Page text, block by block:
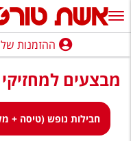
ההזמנות שלי
נופש בארץ
חופשה לפי סגנון
ההזמנות
מבצעים
חבילות נופש (טיסה +